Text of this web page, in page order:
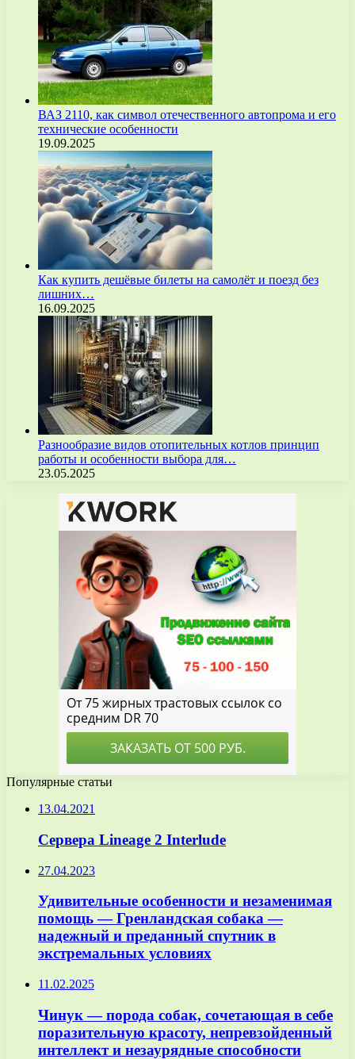
ВАЗ 2110, как символ отечественного автопрома и его
технические особенности
19.09.2025
Как купить дешёвые билеты на самолёт и поезд без
лишних…
16.09.2025
Разнообразие видов отопительных котлов принцип
работы и особенности выбора для…
23.05.2025
Популярные статьи
13.04.2021
Сервера Lineage 2 Interlude
27.04.2023
Удивительные особенности и незаменимая
помощь — Гренландская собака —
надежный и преданный спутник в
экстремальных условиях
11.02.2025
Чинук — порода собак, сочетающая в себе
поразительную красоту, непревзойденный
интеллект и незаурядные способности